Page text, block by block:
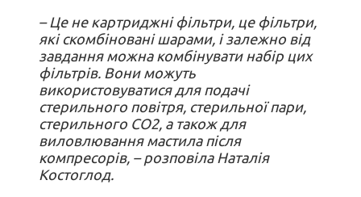
– Це не картриджні фільтри, це фільтри,
які скомбіновані шарами, і залежно від
завдання можна комбінувати набір цих
фільтрів. Вони можуть
використовуватися для подачі
стерильного повітря, стерильної пари,
стерильного CO2, а також для
виловлювання мастила після
компресорів, – розповіла Наталія
Костоглод.